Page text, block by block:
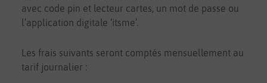
avec code pin et lecteur cartes, un mot de passe ou
l’application digitale ‘itsme’.
Les frais suivants seront comptés mensuellement au
tarif journalier :